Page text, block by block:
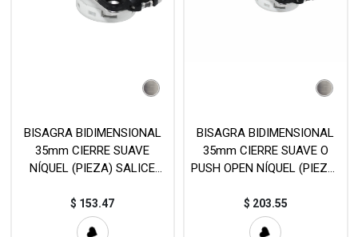
BISAGRA BIDIMENSIONAL
35mm CIERRE SUAVE
NÍQUEL (PIEZA) SALICE
$ 153.47
BISAGRA BIDIMENSIONAL
35mm CIERRE SUAVE O
PUSH OPEN NÍQUEL (PIEZA)
$ 203.55